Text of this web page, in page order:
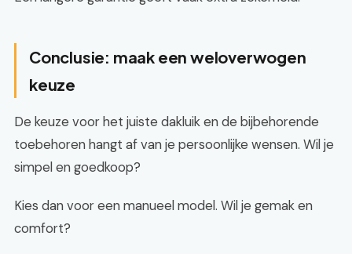
Conclusie: maak een weloverwogen
keuze
De keuze voor het juiste dakluik en de bijbehorende
toebehoren hangt af van je persoonlijke wensen. Wil je
simpel en goedkoop?
Kies dan voor een manueel model. Wil je gemak en
comfort?